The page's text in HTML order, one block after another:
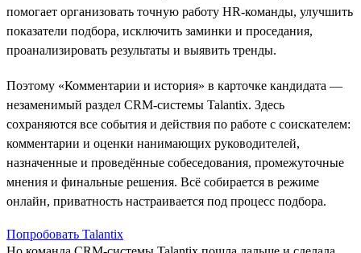
помогает организовать точную работу HR-команды, улучшить
показатели подбора, исключить заминки и проседания,
проанализировать результаты и выявить тренды.
Поэтому «Комментарии и история» в карточке кандидата —
незаменимый раздел CRM-системы Talantix. Здесь
сохраняются все события и действия по работе с соискателем:
комментарии и оценки нанимающих руководителей,
назначенные и проведённые собеседования, промежуточные
мнения и финальные решения. Всё собирается в режиме
онлайн, приватность настраивается под процесс подбора.
Попробовать Talantix